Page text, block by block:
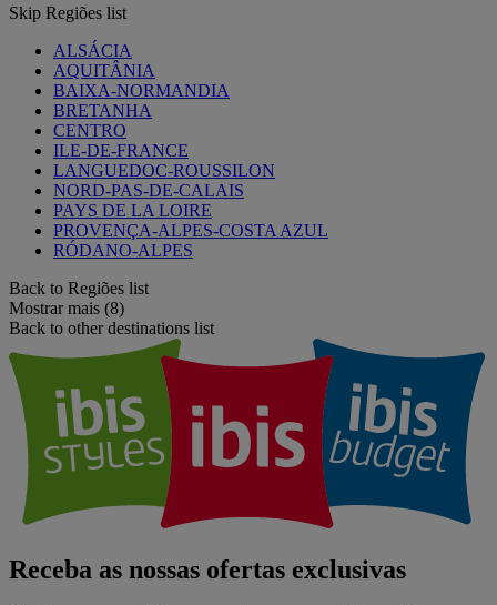
Skip Regiões list
ALSÁCIA
AQUITÂNIA
BAIXA-NORMANDIA
BRETANHA
CENTRO
ILE-DE-FRANCE
LANGUEDOC-ROUSSILON
NORD-PAS-DE-CALAIS
PAYS DE LA LOIRE
PROVENÇA-ALPES-COSTA AZUL
RÓDANO-ALPES
Back to Regiões list
Mostrar mais (8)
Back to other destinations list
Receba as nossas ofertas exclusivas